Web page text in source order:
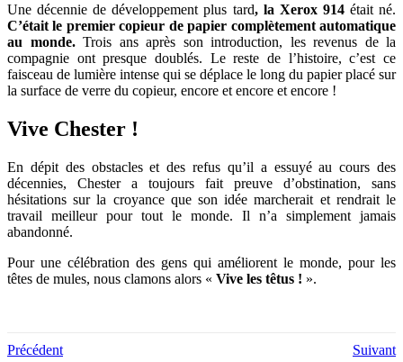
Une décennie de développement plus tard, la Xerox 914était né.
C’était le premier copieur de papier complètement automatique
au monde.Trois ans après son introduction, les revenus de la
compagnie ont presque doublés. Le reste de l’histoire, c’est ce
faisceau de lumière intense qui se déplace le long du papier placé sur
la surface de verre du copieur, encore et encore et encore !
Vive Chester !
En dépit des obstacles et des refus qu’il a essuyé au cours des
décennies, Chester a toujours fait preuve d’obstination, sans
hésitations sur la croyance que son idée marcherait et rendrait le
travail meilleur pour tout le monde. Il n’a simplement jamais
abandonné.
Pour une célébration des gens qui améliorent le monde, pour les
têtes de mules, nous clamons alors « Vive les têtus ! ».
Précédent Suivant